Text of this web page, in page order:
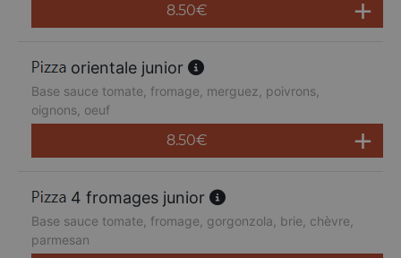
8.50€
orientale junior
Base sauce tomate, fromage, merguez, poivrons,
oignons, oeuf
8.50€
4 fromages junior
Base sauce tomate, fromage, gorgonzola, brie, chèvre,
parmesan